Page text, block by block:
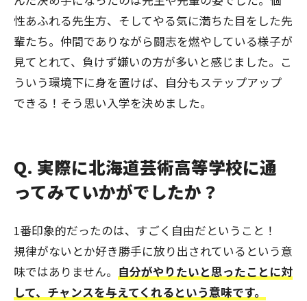
性あふれる先生方、そしてやる気に満ちた目をした先
輩たち。仲間でありながら闘志を燃やしている様子が
見てとれて、負けず嫌いの方が多いと感じました。こ
ういう環境下に身を置けば、自分もステップアップ
できる！そう思い入学を決めました。
Q. 実際に北海道芸術高等学校に通
ってみていかがでしたか？
1番印象的だったのは、すごく自由だということ！
規律がないとか好き勝手に放り出されているという意
味ではありません。 自分がやりたいと思ったことに対
して、チャンスを与えてくれるという意味です。